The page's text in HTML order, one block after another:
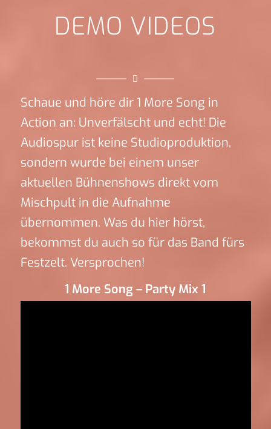
DEMO VIDEOS
Schaue und höre dir 1 More Song in
Action an: Unverfälscht und echt! Die
Audiospur ist keine Studioproduktion,
sondern wurde bei einem unser
aktuellen Bühnenshows direkt vom
Mischpult in die Aufnahme
übernommen. Was du hier hörst,
bekommst du auch so für das Band fürs
Festzelt. Versprochen!
1 More Song – Party Mix 1